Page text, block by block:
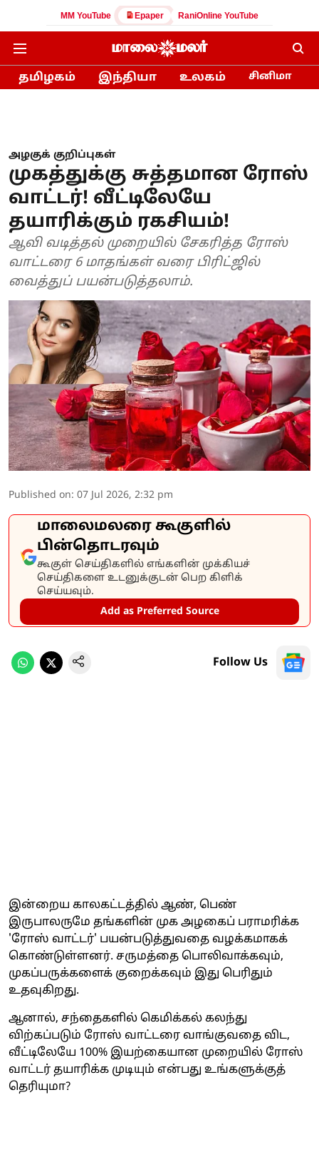
MM YouTube Epaper RaniOnline YouTube
தமிழகம் இந்தியா உலகம் சினிமா
அழகுக் குறிப்புகள்
முகத்துக்கு சுத்தமான ரோஸ்
வாட்டர்! வீட்டிலேயே
தயாரிக்கும் ரகசியம்!
ஆவி வடித்தல் முறையில் சேகரித்த ரோஸ்
வாட்டரை 6 மாதங்கள் வரை பிரிட்ஜில்
வைத்துப் பயன்படுத்தலாம்.
Published on: 07 Jul 2026, 2:32 pm
மாலைமலரை கூகுளில்
பின்தொடரவும்
கூகுள் செய்திகளில் எங்களின் முக்கியச்
செய்திகளை உடனுக்குடன் பெற கிளிக்
செய்யவும்.
Add as Preferred Source
Follow Us
இன்றைய காலகட்டத்தில் ஆண், பெண்
இருபாலருமே தங்களின் முக அழகைப் பராமரிக்க
'ரோஸ் வாட்டர்' பயன்படுத்துவதை வழக்கமாகக்
கொண்டுள்ளனர். சருமத்தை பொலிவாக்கவும்,
முகப்பருக்களைக் குறைக்கவும் இது பெரிதும்
உதவுகிறது.
ஆனால், சந்தைகளில் கெமிக்கல் கலந்து
விற்கப்படும் ரோஸ் வாட்டரை வாங்குவதை விட,
வீட்டிலேயே 100% இயற்கையான முறையில் ரோஸ்
வாட்டர் தயாரிக்க முடியும் என்பது உங்களுக்குத்
தெரியுமா?